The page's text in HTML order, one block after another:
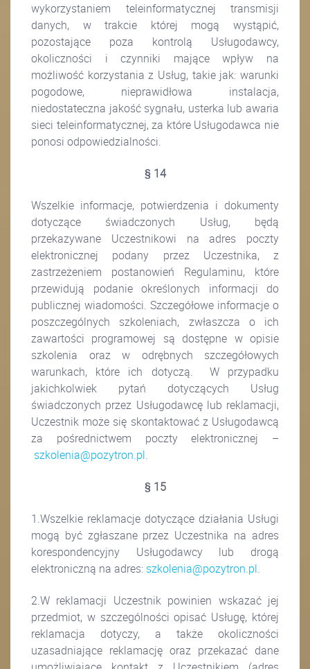
wykorzystaniem teleinformatycznej transmisji
danych, w trakcie której mogą wystąpić,
pozostające poza kontrolą Usługodawcy,
okoliczności i czynniki mające wpływ na
możliwość korzystania z Usług, takie jak: warunki
pogodowe, nieprawidłowa instalacja,
niedostateczna jakość sygnału, usterka lub awaria
sieci teleinformatycznej, za które Usługodawca nie
ponosi odpowiedzialności.
§ 14
Wszelkie informacje, potwierdzenia i dokumenty
dotyczące świadczonych Usług, będą
przekazywane Uczestnikowi na adres poczty
elektronicznej podany przez Uczestnika, z
zastrzeżeniem postanowień Regulaminu, które
przewidują podanie określonych informacji do
publicznej wiadomości. Szczegółowe informacje o
poszczególnych szkoleniach, zwłaszcza o ich
zawartości programowej są dostępne w opisie
szkolenia oraz w odrębnych szczegółowych
warunkach, które ich dotyczą. W przypadku
jakichkolwiek pytań dotyczących Usług
świadczonych przez Usługodawcę lub reklamacji,
Uczestnik może się skontaktować z Usługodawcą
za pośrednictwem poczty elektronicznej –
szkolenia@pozytron.pl.
§ 15
1.Wszelkie reklamacje dotyczące działania Usługi
mogą być zgłaszane przez Uczestnika na adres
korespondencyjny Usługodawcy lub drogą
elektroniczną na adres: szkolenia@pozytron.pl.
2.W reklamacji Uczestnik powinien wskazać jej
przedmiot, w szczególności opisać Usługę, której
reklamacja dotyczy, a także okoliczności
uzasadniające reklamację oraz przekazać dane